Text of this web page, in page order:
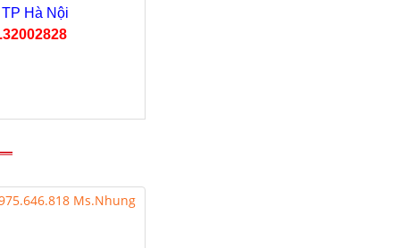
Hà Nội
Ms.Nhung